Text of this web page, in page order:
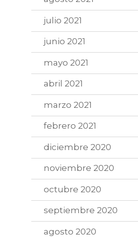
julio 2021
junio 2021
mayo 2021
abril 2021
marzo 2021
febrero 2021
diciembre 2020
noviembre 2020
octubre 2020
septiembre 2020
agosto 2020